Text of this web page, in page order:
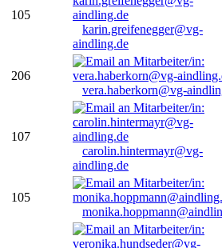
105
karin.greifenegger@vg-
aindling.de
206
vera.haberkorn@vg-
107
carolin.hintermayr@vg-
aindling.de
105